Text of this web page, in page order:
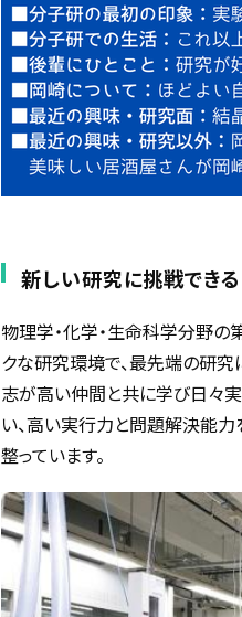
新しい研究に挑戦できる
物理学・化学・生命科学分野
クな研究環境で、最先端の研究
志が高い仲間と共に学び日々
い、高い実行力と問題解決能
整っています。